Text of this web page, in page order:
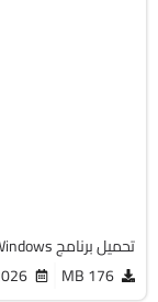
تحميل برنامج Veeam Agent for Windows | للنسخ الاحتياطي
176 MB